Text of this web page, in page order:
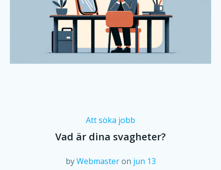
Att söka jobb
Vad är dina svagheter?
by Webmaster on jun 13